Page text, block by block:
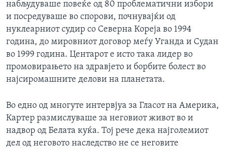
набљудуваше повеќе од 80 проблематични избори
и посредуваше во спорови, почнувајќи од
нуклеарниот судир со Северна Кореја во 1994
година, до мировниот договор меѓу Уганда и Судан
во 1999 година. Центарот е исто така лидер во
промовирањето на здравјето и борбите болест во
најсиромашните делови на планетата.
Во едно од многуте интервјуа за Гласот на Америка,
Картер размислуваше за неговиот живот во и
надвор од Белата куќа. Тој рече дека најголемиот
дел од неговото наследство не се неговите